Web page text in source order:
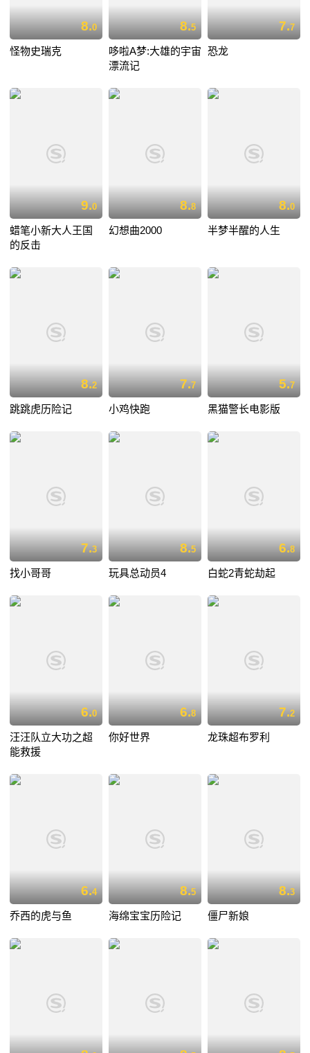
8.0
怪物史瑞克
8.5
哆啦A梦:大雄的宇宙
漂流记
7.7
恐龙
9.0
蜡笔小新大人王国
的反击
8.8
幻想曲2000
8.0
半梦半醒的人生
8.2
跳跳虎历险记
7.7
小鸡快跑
5.7
黑猫警长电影版
7.3
找小哥哥
8.5
玩具总动员4
6.8
白蛇2青蛇劫起
6.0
汪汪队立大功之超
能救援
6.8
你好世界
7.2
龙珠超布罗利
6.4
乔西的虎与鱼
8.5
海绵宝宝历险记
8.3
僵尸新娘